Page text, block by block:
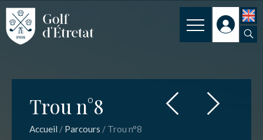
Trou n°8
Accueil / Parcours / Trou n°8
CLUB
CLUB HOUSE
PARCOURS
Nom*